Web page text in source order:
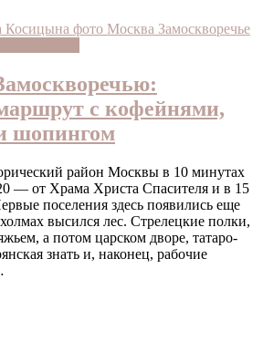
с кофейнями,
шопингом
район Москвы в 10 минутах
— от Храма Христа Спасителя и в 15
поселения здесь появились еще
высился лес. Стрелецкие полки,
а потом царском дворе, татаро-
знать и, наконец, рабочие